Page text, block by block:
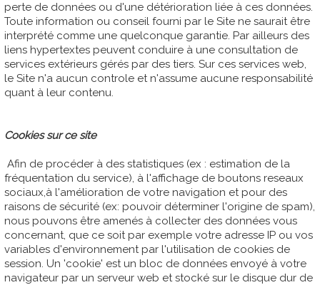
perte de données ou d'une détérioration liée à ces données.
Toute information ou conseil fourni par le Site ne saurait être
interprété comme une quelconque garantie. Par ailleurs des
liens hypertextes peuvent conduire à une consultation de
services extérieurs gérés par des tiers. Sur ces services web,
le Site n'a aucun controle et n'assume aucune responsabilité
quant à leur contenu.
Cookies sur ce site
Afin de procéder à des statistiques (ex : estimation de la
fréquentation du service), à l'affichage de boutons reseaux
sociaux,à l'amélioration de votre navigation et pour des
raisons de sécurité (ex: pouvoir déterminer l'origine de spam),
nous pouvons être amenés à collecter des données vous
concernant, que ce soit par exemple votre adresse IP ou vos
variables d'environnement par l'utilisation de cookies de
session. Un 'cookie' est un bloc de données envoyé à votre
navigateur par un serveur web et stocké sur le disque dur de